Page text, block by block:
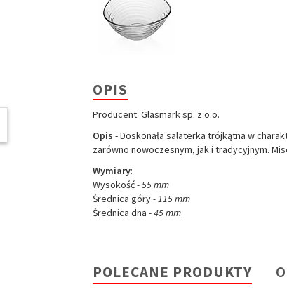
OPIS
Producent: Glasmark sp. z o.o.
Opis - Doskonała salaterka trójkątna w
zarówno nowoczesnym, jak i tradycyjnym.
Wymiary:
Wysokość- 55mm
Średnica góry- 115mm
Średnica dna - 45mm
POLECANE PRODUKTY